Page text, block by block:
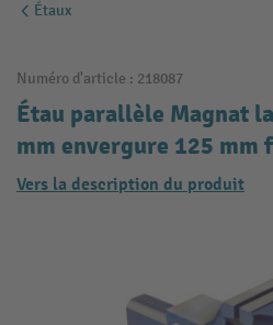
Étaux
Numéro d'article : 218087
Étau parallèle Magnat
mm envergure 125 mm
Vers la description du produit